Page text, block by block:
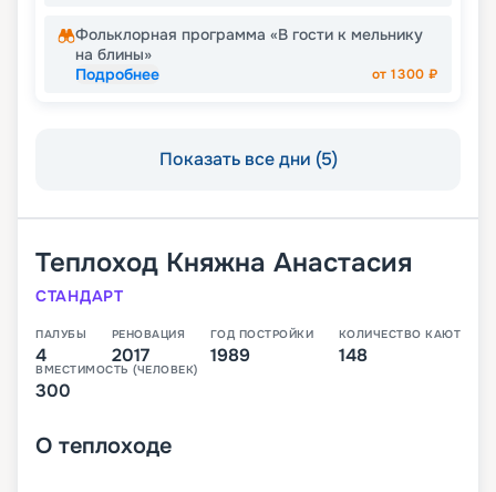
Фольклорная программа «В гости к мельнику
на блины»
Подробнее
от1300 ₽
Показать все дни (5)
Теплоход Княжна Анастасия
СТАНДАРТ
ПАЛУБЫ
4
РЕНОВАЦИЯ
2017
ГОД ПОСТРОЙКИ
1989
КОЛИЧЕСТВО КАЮТ
148
ВМЕСТИМОСТЬ (ЧЕЛОВЕК)
300
О теплоходе